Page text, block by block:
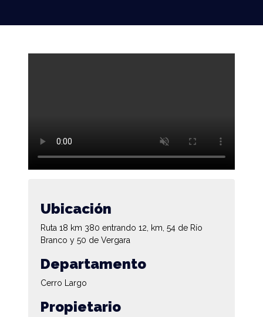
Ubicación
Ruta 18 km 380 entrando 12, km, 54 de Río
Branco y 50 de Vergara
Departamento
Cerro Largo
Propietario